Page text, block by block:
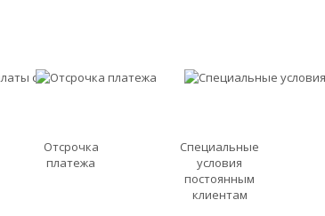
Отсрочка
платежа
Специальные
условия
постоянным
клиентам